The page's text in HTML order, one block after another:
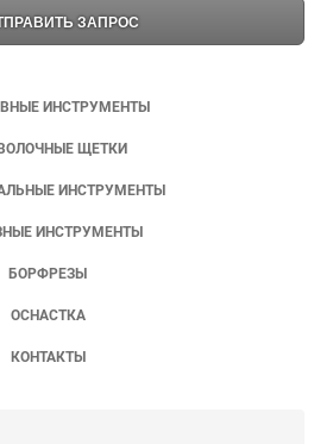
ЗАПРОС
ИНСТРУМЕНТЫ
ЩЕТКИ
ИНСТРУМЕНТЫ
ИНСТРУМЕНТЫ
БОРФРЕЗЫ
ОСНАСТКА
КОНТАКТЫ